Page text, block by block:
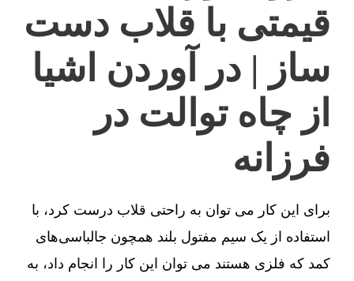
قیمتی با قلاب دست
ساز | در آوردن اشیا
از چاه توالت در
فرزانه
برای این کار می توان به راحتی قلاب درست کرد، با
استفاده از یک سیم مفتول بلند همچون جالباسی‌های
کمد که فلزی هستند می توان این کار را انجام داد، به